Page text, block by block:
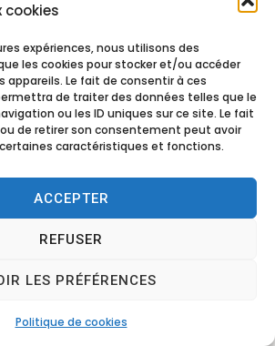
cookies
expériences, nous utilisons des
les cookies pour stocker et/ou accéder
appareils. Le fait de consentir à ces
de traiter des données telles que le
ou les ID uniques sur ce site. Le fait
de retirer son consentement peut avoir
caractéristiques et fonctions.
ACCEPTER
REFUSER
LES PRÉFÉRENCES
Politique de cookies